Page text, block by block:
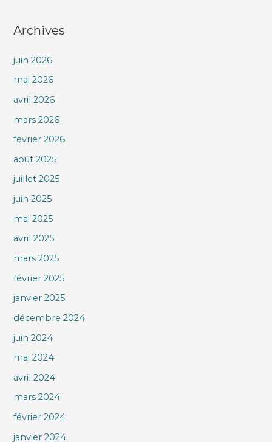
Archives
juin 2026
mai 2026
avril 2026
mars 2026
février 2026
août 2025
juillet 2025
juin 2025
mai 2025
avril 2025
mars 2025
février 2025
janvier 2025
décembre 2024
juin 2024
mai 2024
avril 2024
mars 2024
février 2024
janvier 2024